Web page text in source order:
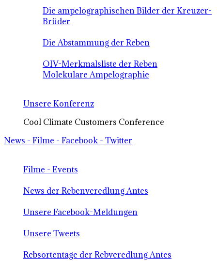
Die ampelographischen Bilder der Kreuzer-
Brüder
Die Abstammung der Reben
OIV-Merkmalsliste der Reben
Molekulare Ampelographie
Unsere Konferenz
Cool Climate Customers Conference
News - Filme - Facebook - Twitter
Filme - Events
News der Rebenveredlung Antes
Unsere Facebook-Meldungen
Unsere Tweets
Rebsortentage der Rebveredlung Antes